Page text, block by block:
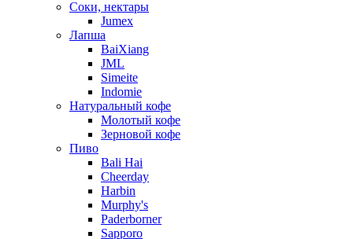
Соки, нектары
Jumex
Лапша
BaiXiang
JML
Simeite
Indomie
Натуральный кофе
Молотый кофе
Зерновой кофе
Пиво
Bali Hai
Cheerday
Harbin
Murphy's
Paderborner
Sapporo